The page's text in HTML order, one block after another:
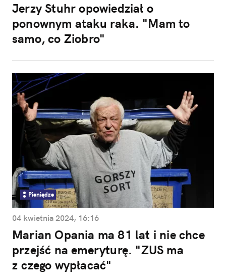
Jerzy Stuhr opowiedział o
ponownym ataku raka. "Mam to
samo, co Ziobro"
Pieniądze
04 kwietnia 2024, 16:16
Marian Opania ma 81 lat i nie chce
przejść na emeryturę. "ZUS ma
z czego wypłacać"